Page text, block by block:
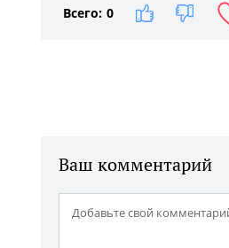
Всего: 0
Ваш комментарий